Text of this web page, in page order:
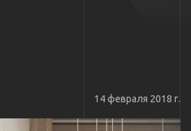
14 февраля 2018 г.